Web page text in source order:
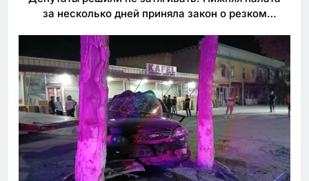
за несколько дней приняла закон о резком